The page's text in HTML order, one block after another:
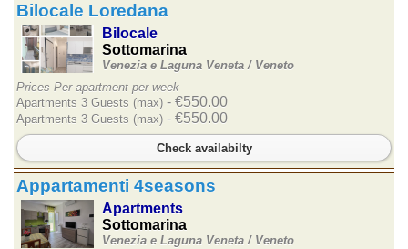
Bilocale Loredana
Bilocale
Sottomarina
Venezia e Laguna Veneta / Veneto
Prices Per apartment per week
Apartments 3 Guests (max) - €550.00
Apartments 3 Guests (max) - €550.00
Check availabilty
Appartamenti 4seasons
Apartments
Sottomarina
Venezia e Laguna Veneta / Veneto